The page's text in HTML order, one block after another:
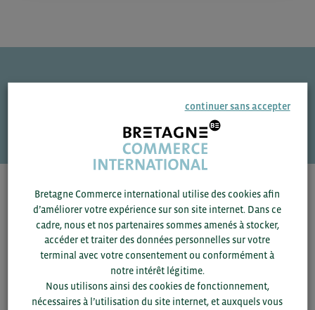
Pour voir les contacts, merci de renseigner votre
département et votre secteurou connectez-vous.
continuer sans accepter
Bretagne Commerce international utilise des cookies afin
d’améliorer votre expérience sur son site internet. Dans ce
cadre, nous et nos partenaires sommes amenés à stocker,
accéder et traiter des données personnelles sur votre
terminal avec votre consentement ou conformément à
notre intérêt légitime.
Nous utilisons ainsi des cookies de fonctionnement,
nécessaires à l’utilisation du site internet, et auxquels vous